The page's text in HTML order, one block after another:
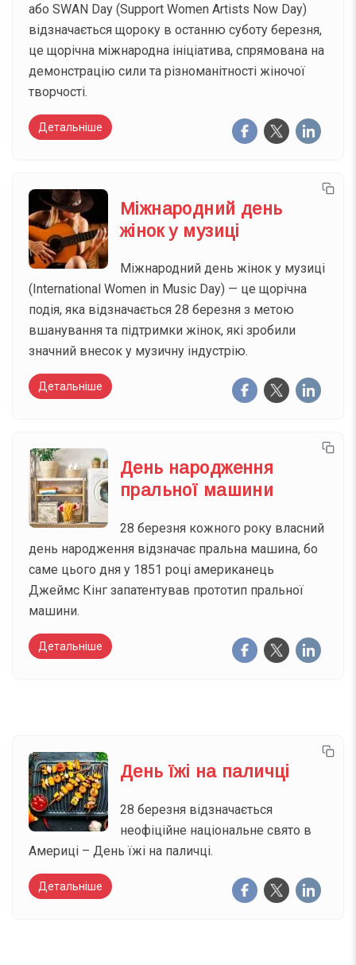
або SWAN Day (Support Women Artists Now Day)
відзначається щороку в останню суботу березня,
це щорічна міжнародна ініціатива, спрямована на
демонстрацію сили та різноманітності жіночої
творчості.
Детальніше
Міжнародний день
жінок у музиці
Міжнародний день жінок у музиці
(International Women in Music Day) — це щорічна
подія, яка відзначається 28 березня з метою
вшанування та підтримки жінок, які зробили
значний внесок у музичну індустрію.
Детальніше
День народження
пральної машини
28 березня кожного року власний
день народження відзначає пральна машина, бо
саме цього дня у 1851 році американець
Джеймс Кінг запатентував прототип пральної
машини.
Детальніше
День їжі на паличці
28 березня відзначається
неофіційне національне свято в
Америці – День їжі на паличці.
Детальніше